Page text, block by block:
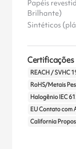
Papéis
Brilhante)
Sintéticos
Certificações
REACH / SVHC
RoHS/Metais
Halogênio IEC
EU Contato
California